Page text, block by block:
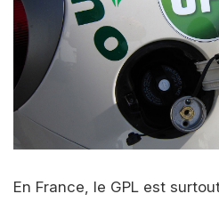
En France, le GPL est